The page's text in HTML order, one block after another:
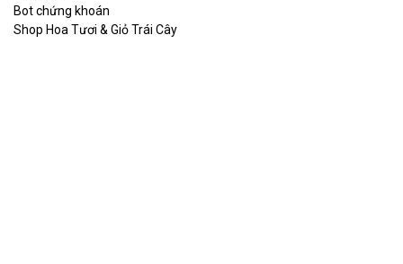
Bot chứng khoán
Shop Hoa Tươi & Giỏ Trái Cây